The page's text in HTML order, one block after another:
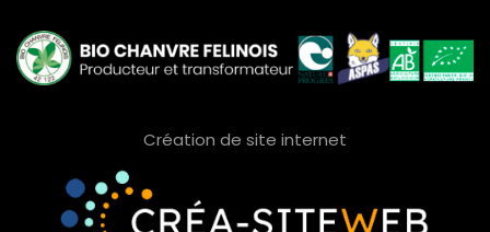
Création de site internet